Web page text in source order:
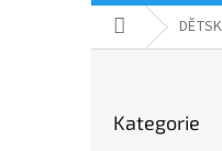
Domů
kategorie
Kategorie